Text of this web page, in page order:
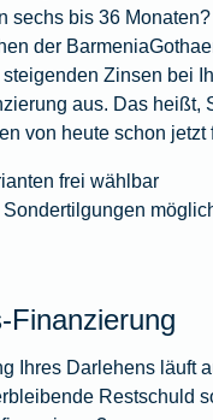
sechs bis 36
der
Zinsen bei
aus. Das heißt,
von heute schon jetzt
frei wählbar
Finanzierung
Ihres Darlehens läuft
Restschuld